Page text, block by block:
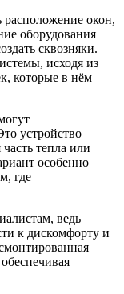
окон,
оборудования
сквозняки.
исходя из
которые в нём
устройство
тепла или
особенно
где
ведь
к дискомфорту и